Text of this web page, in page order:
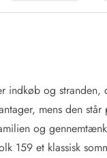
vand...)
indkøb og stranden,
mens den
og
159 et klassisk